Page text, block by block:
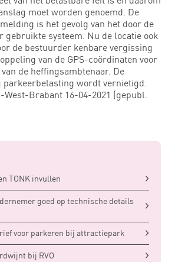
moet worden genoemd. De
is het gevolg van het door de
gebruikte systeem. Nu de locatie ook
de bestuurder kenbare vergissing
van de GPS-coördinaten voor
de heffingsambtenaar. De
parkeerbelasting wordt vernietigd.
Brabant 16-04-2021 (gepubl.
TONK invullen
goed op technische details
voor parkeren bij attractiepark
bij RVO